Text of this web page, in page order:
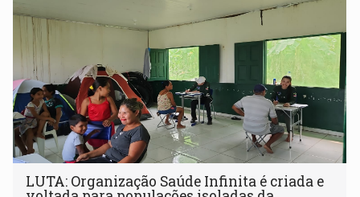
LUTA: Organização Saúde Infinita é criada e